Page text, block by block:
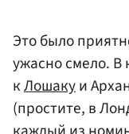
Это было
ужасно смело. В
кЛошакуи
(простите, в